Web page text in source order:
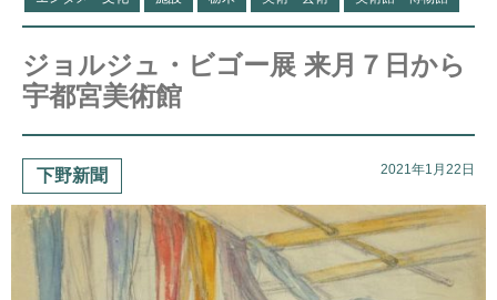
ジョルジュ・ビゴー展 来月７日から
宇都宮美術館
下野新聞 2021年1月22日